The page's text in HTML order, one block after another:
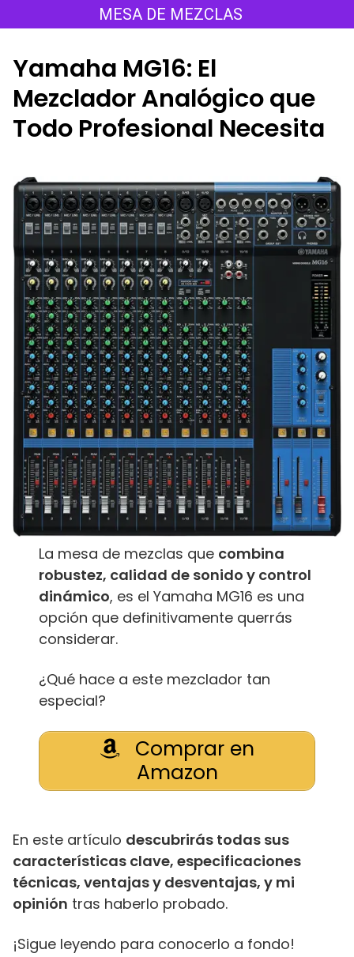
al
MESA DE MEZCLAS
Yamaha MG16: El
Mezclador Analógico que
Todo Profesional Necesita
La mesa de mezclas que combina
robustez, calidad de sonido y control
dinámico, es el Yamaha MG16 es una
opción que definitivamente querrás
considerar.
¿Qué hace a este mezclador tan
especial?
Comprar en
Amazon
En este artículo descubrirás todas sus
características clave, especificaciones
técnicas, ventajas y desventajas, y mi
opinión tras haberlo probado.
¡Sigue leyendo para conocerlo a fondo!